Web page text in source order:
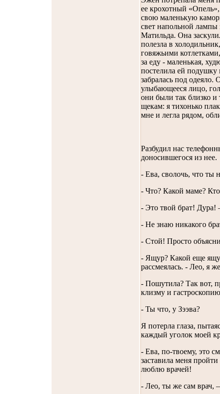
ее крохотный
свою маленькую
свет напольной лампы
Матильда. Она
полезла в
говяжьими
за еду - маленькая,
постелила ей подушку
забралась под одеяло.
улыбающееся лицо,
они были так близко и
щекам: я тихонько
мне и легла рядом,
Разбудил нас
доносившегося из нее.
- Ева, сволочь, что ты
- Что? Какой маме?
- Это твой брат! Дура!
- Не знаю никакого
- Стой! Просто
- Ящур? Какой еще
рассмеялась. - Лео, я
- Пошутила? Так вот,
клизму и
- Ты что, у Зээва?
Я потерла глаза,
каждый уголок моей
- Ева, по-твоему, это
заставила меня
люблю врачей!
- Лео, ты же сам врач,